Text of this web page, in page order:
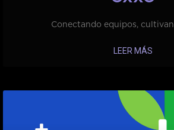
Conectando equipos,
LEER MÁS